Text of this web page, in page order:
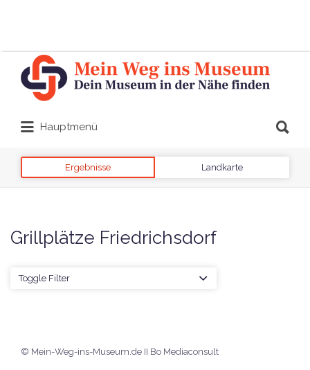
Suchen
nach:
Hauptmenü
nach:
Ergebnisse Landkarte
Grillplätze Friedrichsdorf
Toggle Filter
© Mein-Weg-ins-Museum.de II Bo Mediaconsult